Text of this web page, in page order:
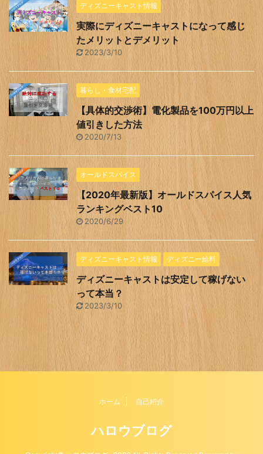
ディズニーキャスト情報
実際にディズニーキャストになって感じ
たメリットとデメリット
2023/3/10
暮らし・食材宅配
【具体的交渉術】電化製品を100万円以上
値引きした方法
2020/7/13
オールドスパイス
【2020年最新版】オールドスパイス人気
ランキングベスト10
2020/6/29
ディズニーキャスト情報 ディズニー給料
ディズニーキャストは安定して稼げない
って本当？
2023/3/10
ホーム 自己紹介
ハロウブログ